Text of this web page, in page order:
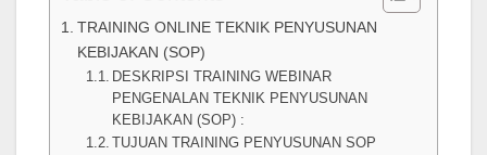
TRAINING ONLINE TEKNIK PENYUSUNAN
KEBIJAKAN (SOP)
DESKRIPSI TRAINING WEBINAR
PENGENALAN TEKNIK PENYUSUNAN
KEBIJAKAN (SOP) :
TUJUAN TRAINING PENYUSUNAN SOP